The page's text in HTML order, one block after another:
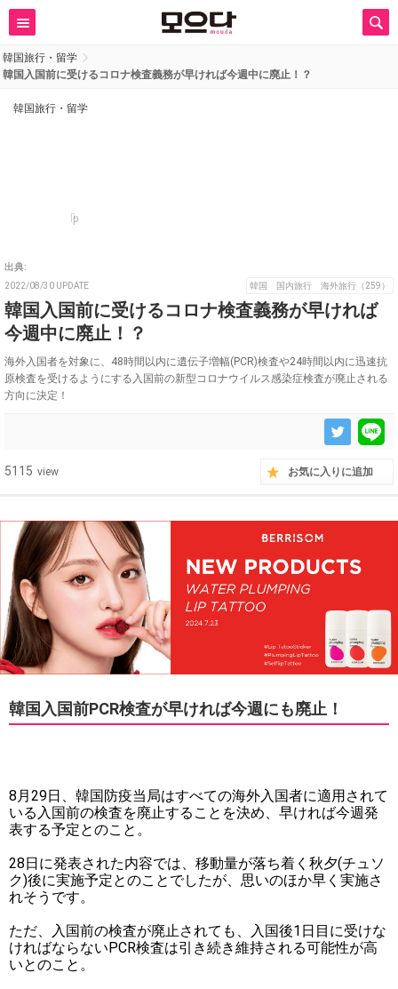
韓国旅行・留学
韓国入国前に受けるコロナ検査義務が早ければ今週中に廃止！？
韓国旅行・留学
p
出典:
2022/08/30 UPDATE 韓国 国内旅行 海外旅行（259）
韓国入国前に受けるコロナ検査義務が早ければ
今週中に廃止！？
海外入国者を対象に、48時間以内に遺伝子増幅(PCR)検査や24時間以内に迅速抗
原検査を受けるようにする入国前の新型コロナウイルス感染症検査が廃止される
方向に決定！
5115 view お気に入りに追加
韓国入国前PCR検査が早ければ今週にも廃止！
8月29日、韓国防疫当局はすべての海外入国者に適用されて
いる入国前の検査を廃止することを決め、早ければ今週発
表する予定とのこと。
28日に発表された内容では、移動量が落ち着く秋夕(チュソ
ク)後に実施予定とのことでしたが、思いのほか早く実施さ
れそうです。
ただ、入国前の検査が廃止されても、入国後1日目に受けな
ければならないPCR検査は引き続き維持される可能性が高
いとのこと。